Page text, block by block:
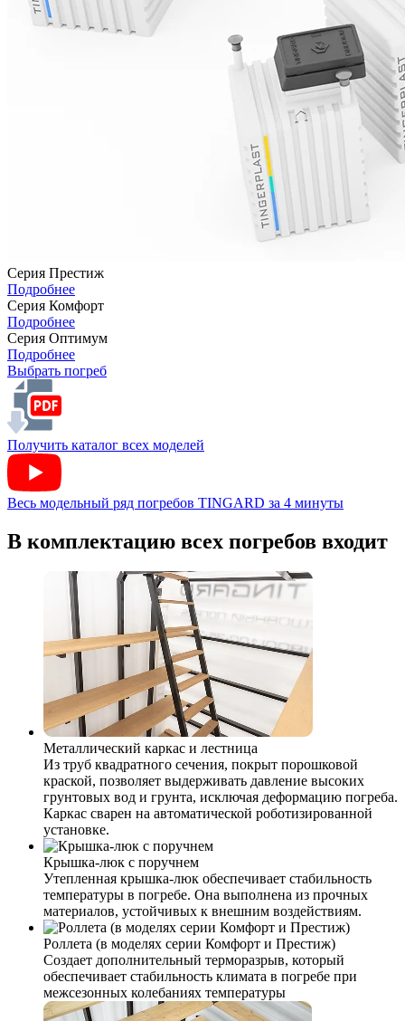
Серия Престиж
Подробнее
Серия Комфорт
Подробнее
Серия Оптимум
Подробнее
Выбрать погреб
Получить каталог всех моделей
Весь модельный ряд погребов TINGARD за 4 минуты
В комплектацию всех погребов входит
Металлический каркас и лестница
Из труб квадратного сечения, покрыт порошковой
краской, позволяет выдерживать давление высоких
грунтовых вод и грунта, исключая деформацию погреба.
Каркас сварен на автоматической роботизированной
установке.
Крышка-люк с поручнем
Утепленная крышка-люк обеспечивает стабильность
температуры в погребе. Она выполнена из прочных
материалов, устойчивых к внешним воздействиям.
Роллета (в моделях серии Комфорт и Престиж)
Создает дополнительный терморазрыв, который
обеспечивает стабильность климата в погребе при
межсезонных колебаниях температуры